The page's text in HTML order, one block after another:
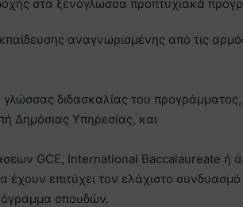
στα ξενόγλωσσα προπτυχιακά
αναγνωρισμένης από τις
διδασκαλίας του
Δημόσιας Υπηρεσίας, και
GCE, International Baccalaureate ή
επιτύχει τον ελάχιστο
σπουδών.